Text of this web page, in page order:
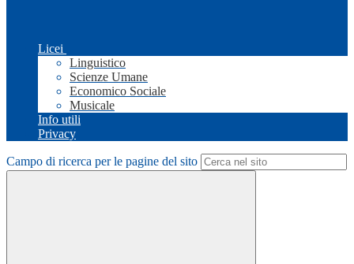
Licei
Linguistico
Scienze Umane
Economico Sociale
Musicale
Info utili
Privacy
Campo di ricerca per le pagine del sito